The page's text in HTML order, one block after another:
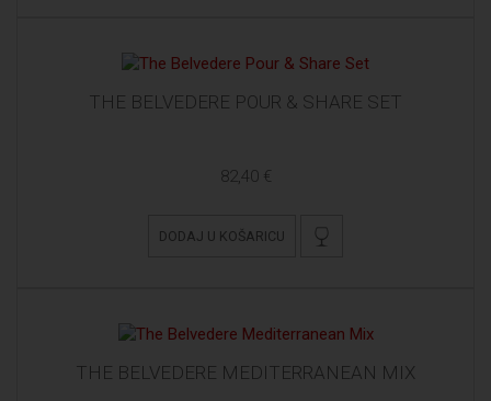
THE BELVEDERE POUR & SHARE SET
82,40 €
DODAJ U KOŠARICU
THE BELVEDERE MEDITERRANEAN MIX